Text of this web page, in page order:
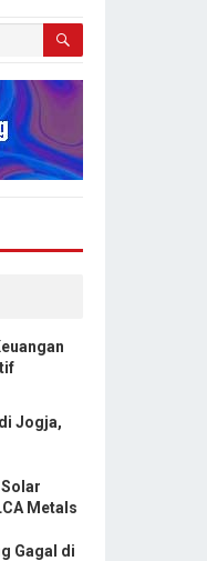
Jogja,
Metals
Gagal di